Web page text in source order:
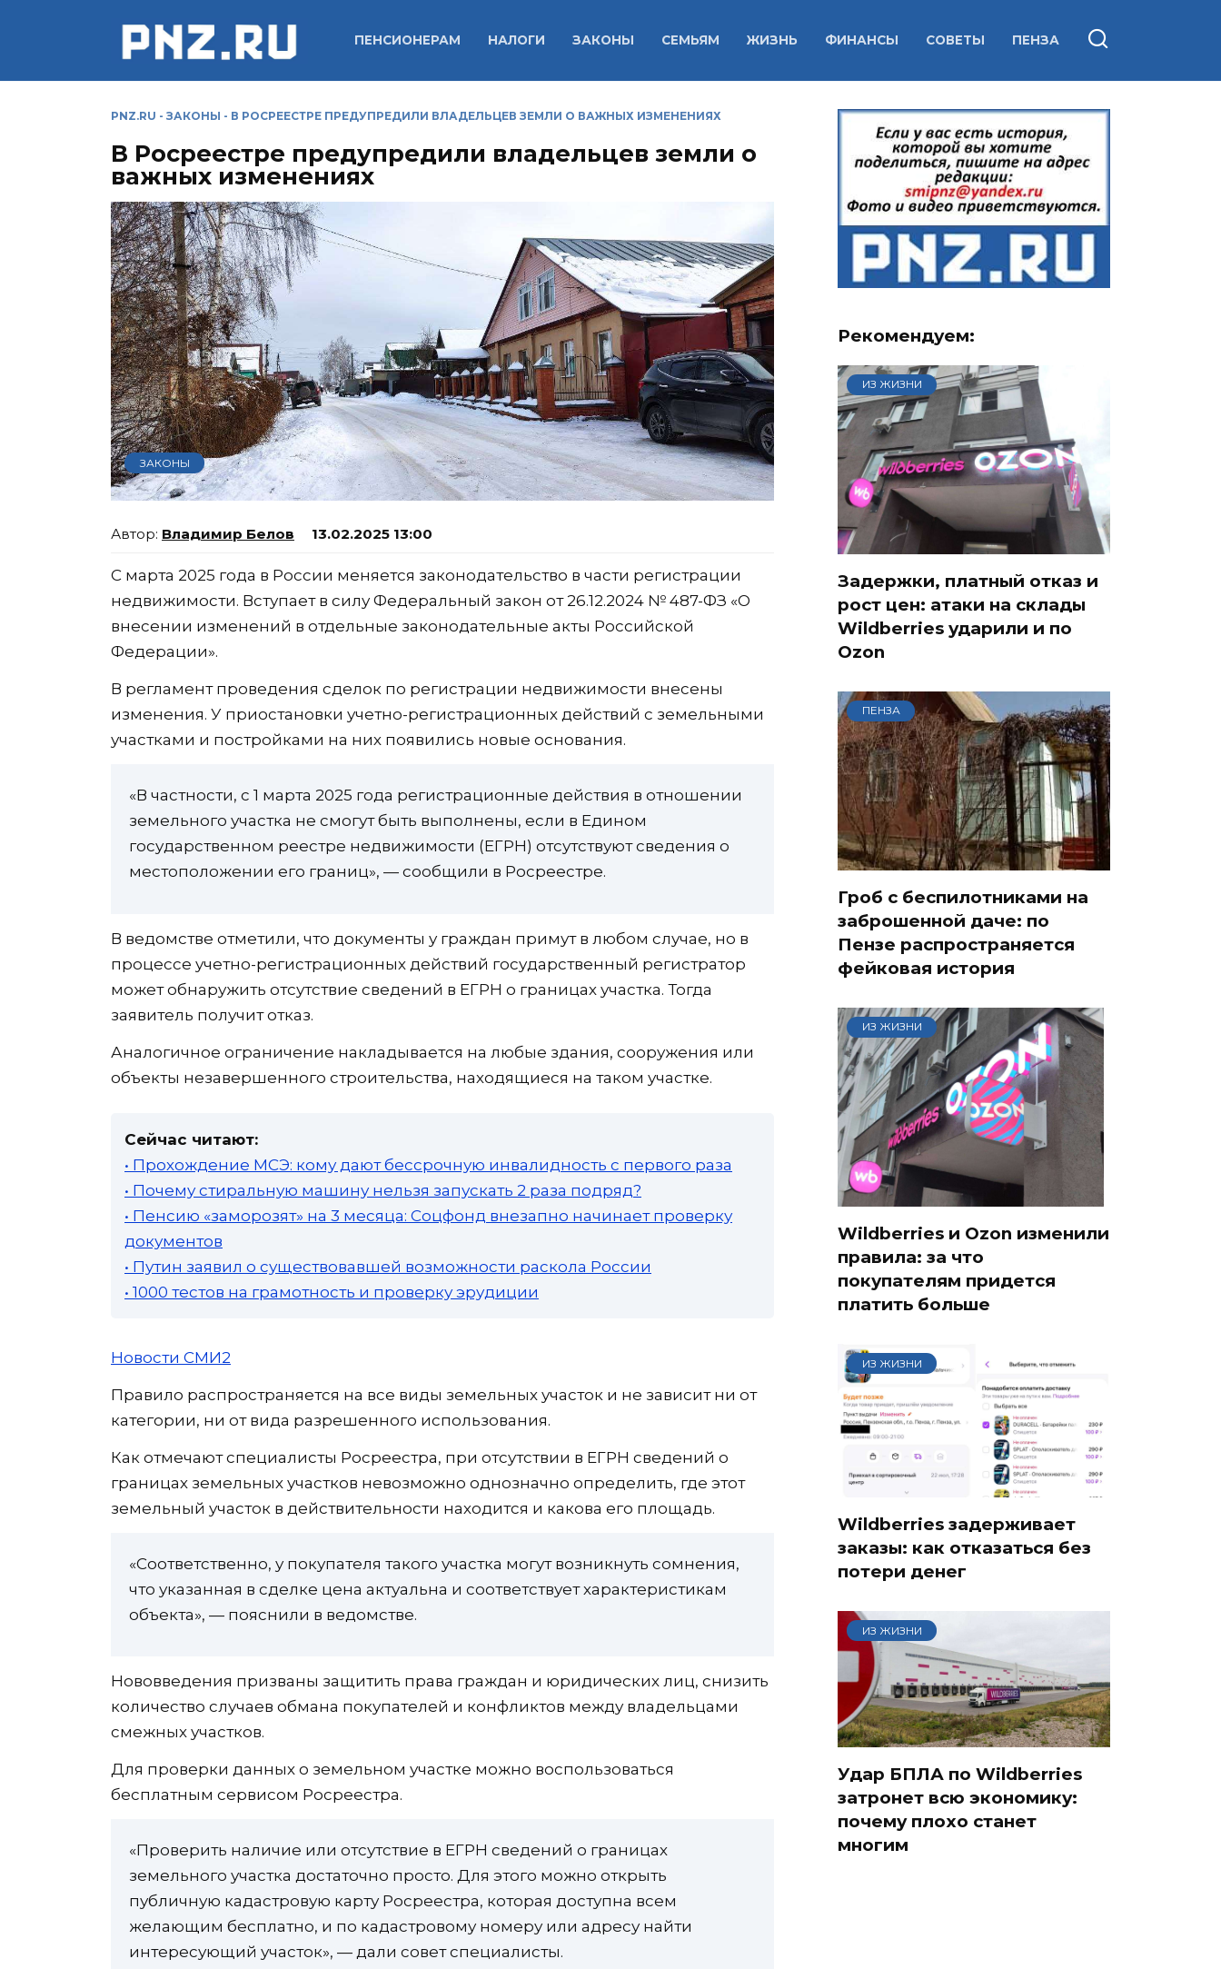
ПЕНСИОНЕРАМ НАЛОГИ ЗАКОНЫ СЕМЬЯМ ЖИЗНЬ ФИНАНСЫ СОВЕТЫ ПЕНЗА
PNZ.RU - ЗАКОНЫ - В РОСРЕЕСТРЕ ПРЕДУПРЕДИЛИ ВЛАДЕЛЬЦЕВ ЗЕМЛИ О ВАЖНЫХ ИЗМЕНЕНИЯХ
В Росреестре предупредили владельцев земли о
важных изменениях
ЗАКОНЫ
Владимир Белов 13.02.2025 13:00
С марта 2025 года в России меняется законодательство в части регистрации
недвижимости. Вступает в силу Федеральный закон от 26.12.2024 № 487-ФЗ «О
внесении изменений в отдельные законодательные акты Российской
Федерации».
В регламент проведения сделок по регистрации недвижимости внесены
изменения. У приостановки учетно-регистрационных действий с земельными
участками и постройками на них появились новые основания.
«В частности, с 1 марта 2025 года регистрационные действия в отношении
земельного участка не смогут быть выполнены, если в Едином
государственном реестре недвижимости (ЕГРН) отсутствуют сведения о
местоположении его границ», — сообщили в Росреестре.
В ведомстве отметили, что документы у граждан примут в любом случае, но в
процессе учетно-регистрационных действий государственный регистратор
может обнаружить отсутствие сведений в ЕГРН о границах участка. Тогда
заявитель получит отказ.
Аналогичное ограничение накладывается на любые здания, сооружения или
объекты незавершенного строительства, находящиеся на таком участке.
Сейчас читают:
• Прохождение МСЭ: кому дают бессрочную инвалидность с первого раза
• Почему стиральную машину нельзя запускать 2 раза подряд?
• Пенсию «заморозят» на 3 месяца: Соцфонд внезапно начинает проверку
документов
• Путин заявил о существовавшей возможности раскола России
• 1000 тестов на грамотность и проверку эрудиции
Новости СМИ2
Правило распространяется на все виды земельных участок и не зависит ни от
категории, ни от вида разрешенного использования.
Как отмечают специалисты Росреестра, при отсутствии в ЕГРН сведений о
границах земельных участков невозможно однозначно определить, где этот
земельный участок в действительности находится и какова его площадь.
«Соответственно, у покупателя такого участка могут возникнуть сомнения,
что указанная в сделке цена актуальна и соответствует характеристикам
объекта», — пояснили в ведомстве.
Нововведения призваны защитить права граждан и юридических лиц, снизить
количество случаев обмана покупателей и конфликтов между владельцами
смежных участков.
Для проверки данных о земельном участке можно воспользоваться
бесплатным сервисом Росреестра.
«Проверить наличие или отсутствие в ЕГРН сведений о границах
земельного участка достаточно просто. Для этого можно открыть
публичную кадастровую карту Росреестра, которая доступна всем
желающим бесплатно, и по кадастровому номеру или адресу найти
интересующий участок», — дали совет специалисты.
Рекомендуем:
ИЗ ЖИЗНИ
Задержки, платный отказ и
рост цен: атаки на склады
Wildberries ударили и по
Ozon
ПЕНЗА
Гроб с беспилотниками на
заброшенной даче: по
Пензе распространяется
фейковая история
ИЗ ЖИЗНИ
Wildberries и Ozon изменили
правила: за что
покупателям придется
платить больше
ИЗ ЖИЗНИ
Wildberries задерживает
заказы: как отказаться без
потери денег
ИЗ ЖИЗНИ
Удар БПЛА по Wildberries
затронет всю экономику:
почему плохо станет
многим